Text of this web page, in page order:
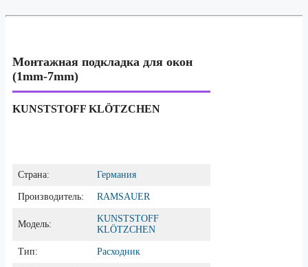
Монтажная подкладка для окон
(1mm-7mm)
KUNSTSTOFF KLÖTZCHEN
Страна: Германия
Производитель: RAMSAUER
Модель:
KUNSTSTOFF
KLÖTZCHEN
Тип: Расходник